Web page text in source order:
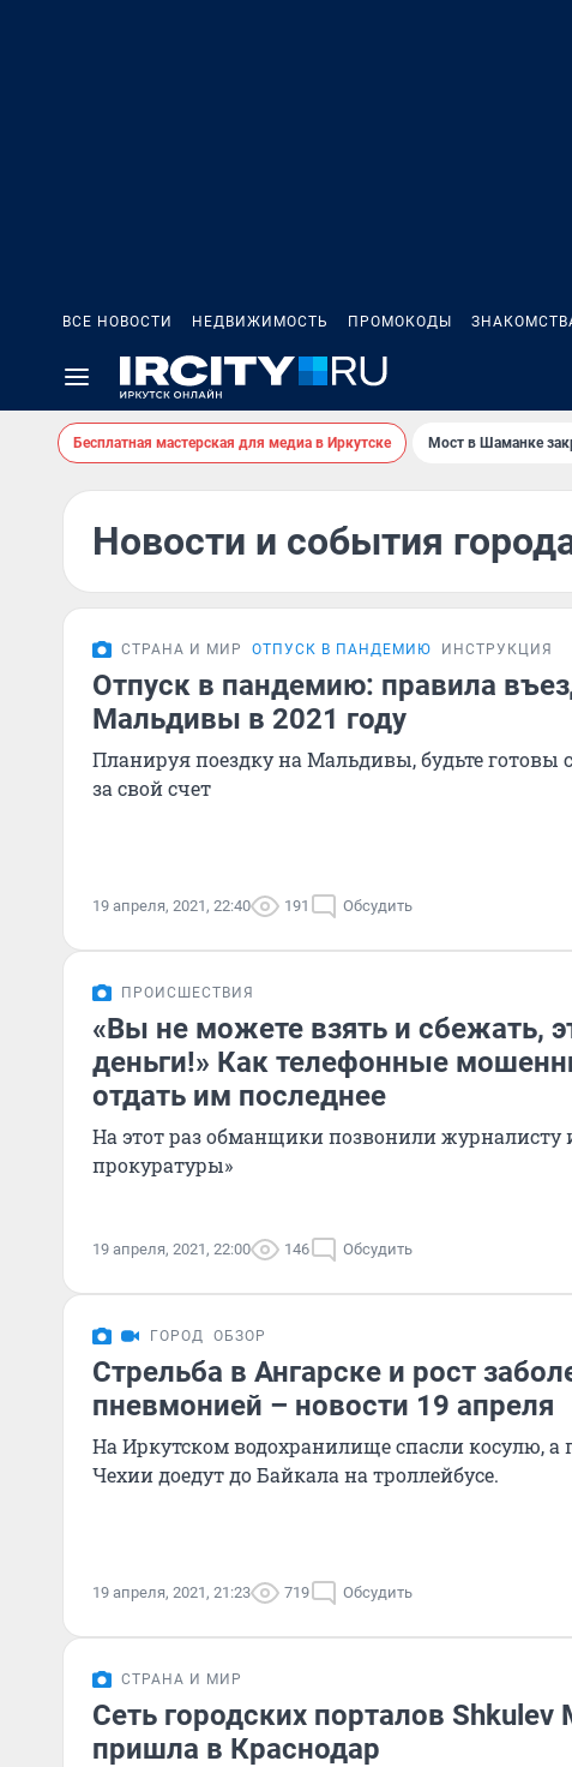
ВСЕ НОВОСТИ НЕДВИЖИМОСТЬ ПРОМОКОДЫ
Бесплатная мастерская для медиа в Иркутске Мост в Шаманке
Новости и события
СТРАНА И МИР ОТПУСК В ПАНДЕМИЮ ИНСТРУКЦИЯ
Отпуск в пандемию: правила
Мальдивы в 2021 году
Планируя поездку на Мальдивы, будьте готовы
за свой счет
19 апреля, 2021, 22:40 191 Обсудить
ПРОИСШЕСТВИЯ
«Вы не можете взять и сбежать,
деньги!» Как телефонные
отдать им последнее
На этот раз обманщики позвонили журналисту
прокуратуры»
19 апреля, 2021, 22:00 146 Обсудить
ГОРОД ОБЗОР
Стрельба в Ангарске и рост
пневмонией – новости 19 апреля
На Иркутском водохранилище спасли косулю, а
Чехии доедут до Байкала на троллейбусе.
19 апреля, 2021, 21:23 719 Обсудить
СТРАНА И МИР
Сеть городских порталов Shkulev
пришла в Краснодар